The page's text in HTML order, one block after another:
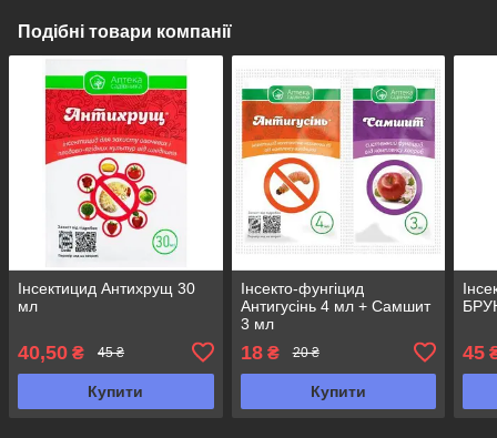
Подібні товари компанії
Інсектицид Антихрущ 30
мл
40,50 ₴ 45 ₴
Купити
Інсекто-фунгіцид
Антигусінь 4 мл + Самшит
3 мл
18₴ 20 ₴
Купити
45